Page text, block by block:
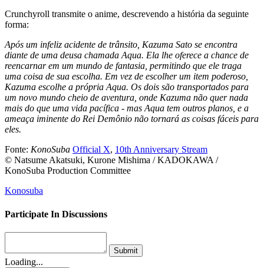
Crunchyroll transmite o anime, descrevendo a história da seguinte
forma:
Após um infeliz acidente de trânsito, Kazuma Sato se encontra
diante de uma deusa chamada Aqua. Ela lhe oferece a chance de
reencarnar em um mundo de fantasia, permitindo que ele traga
uma coisa de sua escolha. Em vez de escolher um item poderoso,
Kazuma escolhe a própria Aqua. Os dois são transportados para
um novo mundo cheio de aventura, onde Kazuma não quer nada
mais do que uma vida pacífica - mas Aqua tem outros planos, e a
ameaça iminente do Rei Demônio não tornará as coisas fáceis para
eles.
Fonte: KonoSuba Official X, 10th Anniversary Stream
© Natsume Akatsuki, Kurone Mishima / KADOKAWA /
KonoSuba Production Committee
Konosuba
Participate In Discussions
Submit
Loading...